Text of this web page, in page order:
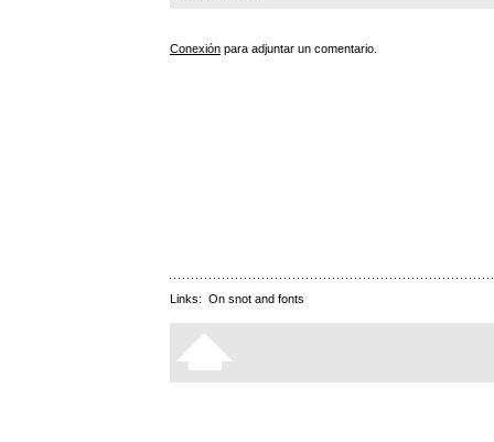
Conexión para adjuntar un comentario.
Links: On snot and fonts